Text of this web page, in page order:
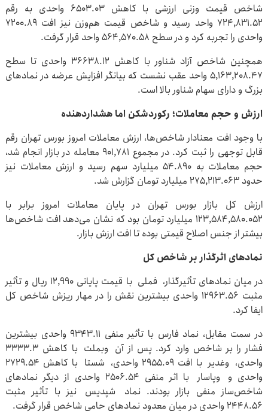
شاخص قیمت وزنی ارزشی با کاهش ۶۵۰۳.۰۳ واحدی به رقم
۷۲۴,۸۳۱.۵۲ واحد رسید و شاخص قیمت هم‌وزن نیز افت ۷۲۰۰.۸۹
واحدی را تجربه کرد و در سطح ۵۶۴,۵۷۰.۵۸ واحد قرار گرفت.
همچنین شاخص آزاد شناور با کاهش ۳۶۶۳۸.۱۲ واحدی تا سطح
۵,۱۶۳,۲۰۸.۴۷ واحد عقب نشست که بیانگر افزایش عرضه در نمادهای
بزرگ و دارای سهام شناور بالا است.
ارزش و حجم معاملات؛ رکوردشکن اما هشداردهنده
با وجود افت معنادار شاخص‌ها، ارزش معاملات امروز بورس تهران رقم
قابل توجهی را ثبت کرد. در مجموع ۹۰۱,۷۸۱ معامله در بازار انجام شد،
حجم معاملات به ۵۴.۸۹۰ میلیارد سهم رسید و ارزش معاملات نیز
حدود ۲۷۵,۲۱۳.۰۶۳ میلیارد تومان گزارش شد.
ارزش کل بازار بورس تهران در پایان معاملات امروز برابر با
۱۲۳,۵۸۴,۵۸۰.۰۵۲ میلیارد تومان بود که نشان می‌دهد افت شاخص‌ها
بیشتر از جنس اصلاح قیمتی بوده تا افت ارزش بازار.
نمادهای اثرگذار بر شاخص کل
در میان نمادهای تأثیرگذار، فملی با قیمت پایانی ۱۲,۹۹۰ ریال و تأثیر
مثبت ۱۲۹۶۳.۵۶ واحدی بیشترین نقش را در مهار ریزش شاخص کل
ایفا کرد.
در سمت مقابل، نماد فارس با تأثیر منفی ۹۳۴۳.۱۱ واحدی بیشترین
فشار را بر شاخص وارد کرد. پس از آن وبملت با کاهش ۳۳۳۳.۳
واحدی، وغدیر با افت ۲۹۵۵.۰۹ واحدی، شستا با کاهش ۲۷۲۹.۵۴
واحدی و وپاسار با اثر منفی ۲۵۰۶.۵۴ واحدی از دیگر نمادهای
شاخص‌ساز منفی بازار بودند. نماد شپدیس نیز با تأثیر مثبت
۲۴۴۸.۵۶ واحدی در میان معدود نمادهای حامی شاخص قرار گرفت.